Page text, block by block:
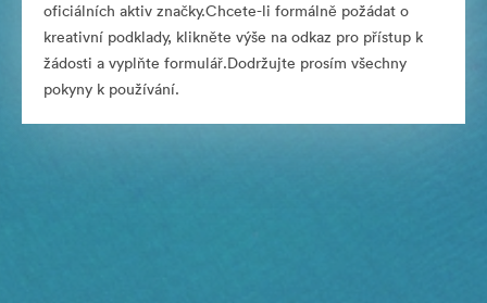
oficiálních aktiv značky.Chcete-li formálně požádat o
kreativní podklady, klikněte výše na odkaz pro přístup k
žádosti a vyplňte formulář.Dodržujte prosím všechny
pokyny k používání.